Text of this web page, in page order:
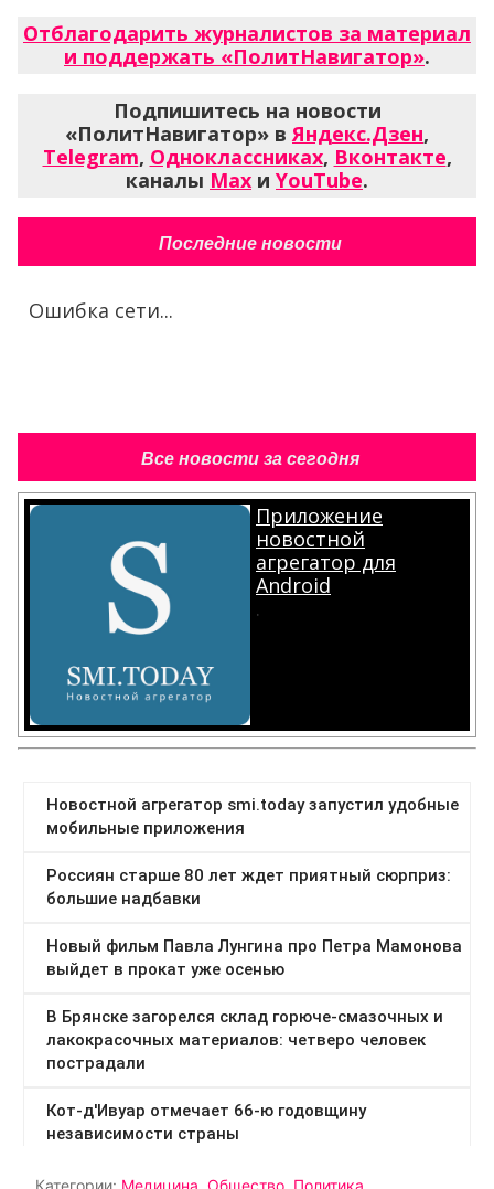
Отблагодарить журналистов за материал
и поддержать «ПолитНавигатор».
Подпишитесь на новости
«ПолитНавигатор» вЯндекс.Дзен,
Telegram, Одноклассниках, Вконтакте,
каналы Max и YouTube.
Последние новости
Ошибка сети...
Все новости за сегодня
Приложение
новостной
агрегатор для
Android
.
Категории: Медицина Общество Политика